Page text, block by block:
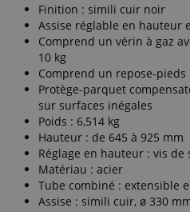
Finition : simili cuir noir
Assise réglable en hauteur
Comprend un vérin à gaz
10 kg
Comprend un repose-
Protège-parquet
sur surfaces inégales
Poids : 6,514 kg
Hauteur : de 645 à 925 mm
Réglage en hauteur : vis de
Matériau : acier
Tube combiné : extensible
Assise : simili cuir, ø 330